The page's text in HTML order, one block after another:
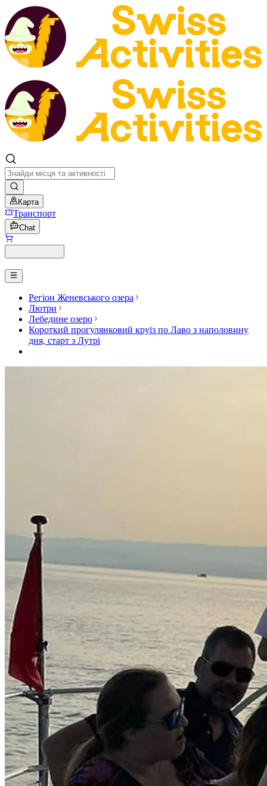
Карта
Транспорт
Chat
Регіон Женевського озера
Лютри
Лебедине озеро
Короткий прогулянковий круїз по Лаво з наполовину
дня, старт з Лутрі